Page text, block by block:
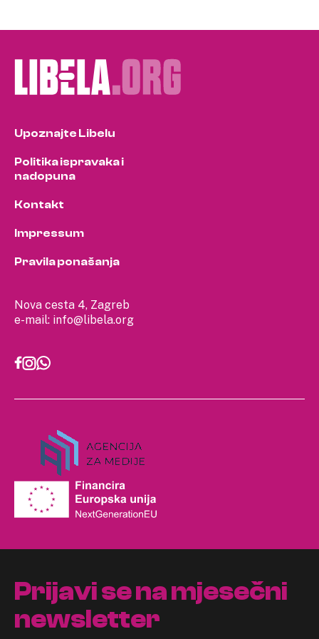
Nova cesta 4, Zagreb
e-mail: info@libela.org
Upoznajte Libelu
Politika ispravaka i
nadopuna
Kontakt
Impressum
Pravila ponašanja
Prijavi se na mjesečni
newsletter